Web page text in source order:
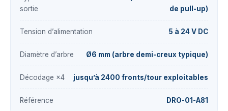
sortie
de pull-up)
Tension d’alimentation 5 à 24 V DC
Diamètre d’arbre Ø6 mm (arbre demi-creux typique)
Décodage ×4 jusqu’à 2400 fronts/tour exploitables
Référence DRO-01-A81